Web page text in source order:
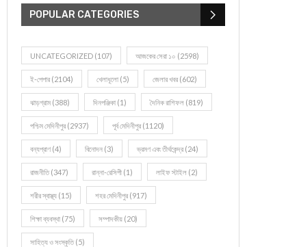
POPULAR CATEGORIES
UNCATEGORIZED (107) আজকের সেরা ১০ (2598)
ই-পেপার (2104) খেলাধূলো (5) জেলার খবর (602)
ঝাড়গ্রাম (388) দিনপঞ্জিকা (1) দৈনিক রাশিফল (819)
পশ্চিম মেদিনীপুর (2937) পূর্ব মেদিনীপুর (1120)
বন্যপ্রাণ (4) বিনোদন (3) ভ্রমণ এবং তীর্থকেন্দ্র (24)
রাজনীতি(347) রান্না-রেসিপী (1) লাইফ স্টাইল (2)
শরীর স্বাস্থ্য (15) শহর মেদিনীপুর (917)
শিক্ষা ব্যবস্থা (75) সম্পাদকীয় (20)
সাহিত্য ও সংস্কৃতি(5)